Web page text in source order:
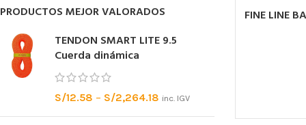
PRODUCTOS MEJOR VALORADOS
TENDON SMART LITE 9.5
Cuerda dinámica
S/12.58 – S/2,264.18 inc. IGV
FINE LINE